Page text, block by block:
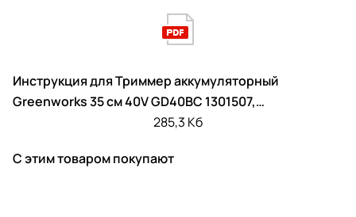
Инструкция для Триммер аккумуляторный
Greenworks 35 см 40V GD40BC 1301507,
бесщёточный, без АКБ и ЗУ
285,3 Кб
С этим товаром покупают